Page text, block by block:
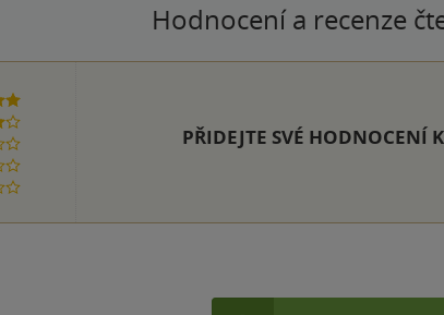
Hodnocení a recenze
5 hvězdiček
4 hvězdičky
PŘIDEJTE SVÉ HODNOCENÍ